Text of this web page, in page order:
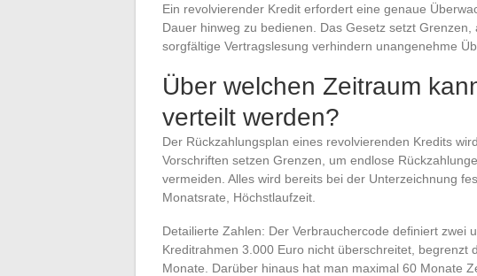
Ein revolvierender Kredit erfordert eine genaue
Dauer hinweg zu bedienen. Das Gesetz setzt
sorgfältige Vertragslesung verhindern unangenehme
Über welchen Zeitraum
verteilt werden?
Der Rückzahlungsplan eines revolvierenden Kredits
Vorschriften setzen Grenzen, um endlose
vermeiden. Alles wird bereits bei der Unterzeichnung
Monatsrate, Höchstlaufzeit.
Detailierte Zahlen: Der Verbrauchercode definiert zwei
Kreditrahmen 3.000 Euro nicht überschreitet, begrenzt
Monate. Darüber hinaus hat man maximal 60 Monate